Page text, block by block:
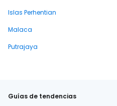
Islas Perhentian
Malaca
Putrajaya
Guías de tendencias